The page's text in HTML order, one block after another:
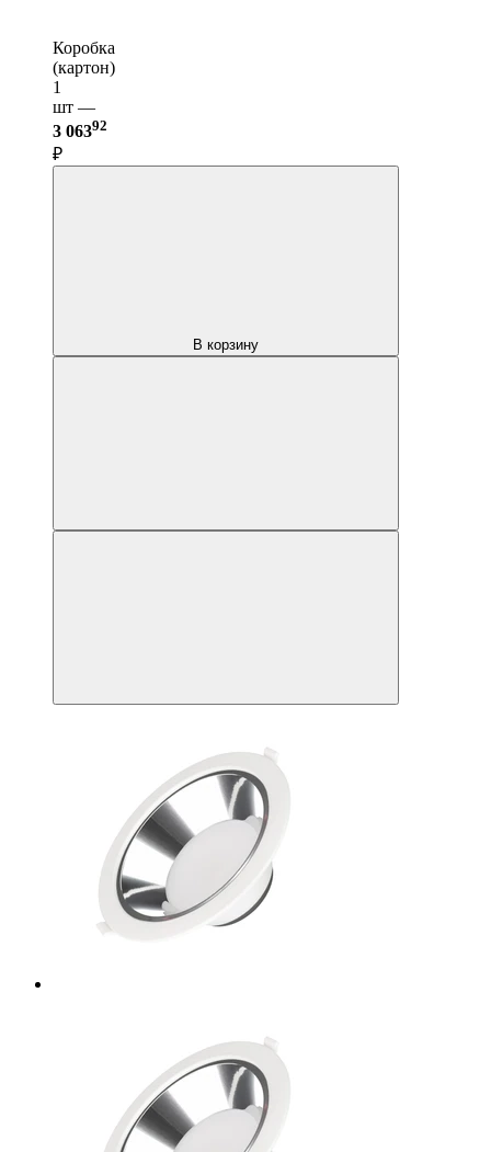
Коробка
(картон)
1
шт —
3 06392
₽
В корзину